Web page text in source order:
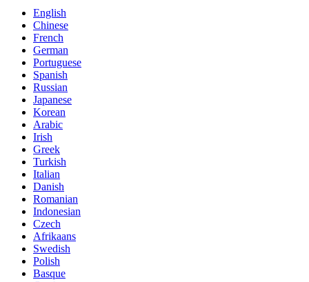
English
Chinese
French
German
Portuguese
Spanish
Russian
Japanese
Korean
Arabic
Irish
Greek
Turkish
Italian
Danish
Romanian
Indonesian
Czech
Afrikaans
Swedish
Polish
Basque